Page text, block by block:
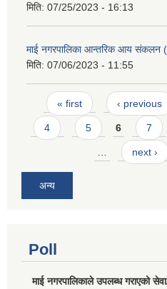
मिति: 07/25/2023 - 16:13
माई नगरपालिका आन्तरिक आय संकलन
मिति: 07/06/2023 - 11:55
Pages
« first ‹ previous
4 5 6 7
… next ›
अन्य
Poll
माई नगरपालिकाले उपलब्ध गराएको